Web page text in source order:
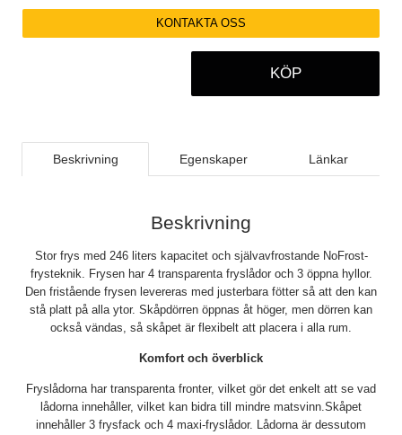
KONTAKTA OSS
KÖP
Beskrivning Egenskaper Länkar
Beskrivning
Stor frys med 246 liters kapacitet och självavfrostande NoFrost-
frysteknik. Frysen har 4 transparenta fryslådor och 3 öppna hyllor.
Den fristående frysen levereras med justerbara fötter så att den kan
stå platt på alla ytor. Skåpdörren öppnas åt höger, men dörren kan
också vändas, så skåpet är flexibelt att placera i alla rum.
Komfort och överblick
Fryslådorna har transparenta fronter, vilket gör det enkelt att se vad
lådorna innehåller, vilket kan bidra till mindre matsvinn.Skåpet
innehåller 3 frysfack och 4 maxi-fryslådor. Lådorna är dessutom